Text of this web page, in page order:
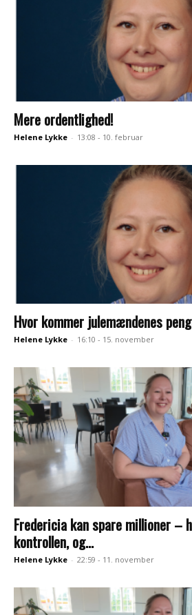
Mere ordentlighed!
Helene Lykke - 13:08 - 10. februar
Hvor kommer julemændenes
Helene Lykke - 16:10 - 15. november
Fredericia kan spare millioner –
kontrollen, og...
Helene Lykke - 22:59 - 11. november